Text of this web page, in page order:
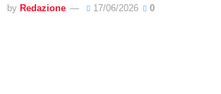
by Redazione 17/06/2026 0